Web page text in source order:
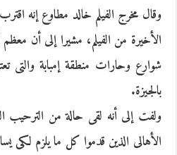
وقال مخرج الفيلم خالد مطاوع إنه
الأخيرة من الفيلم، مشيرا إلى أن
شوارع وحارات منطقة إمبابة والتى
بالجيزة.
ولفت إلى أنه لقى حالة من الترحيب
الأهالى الذين قدموا كل ما يلزم لكى